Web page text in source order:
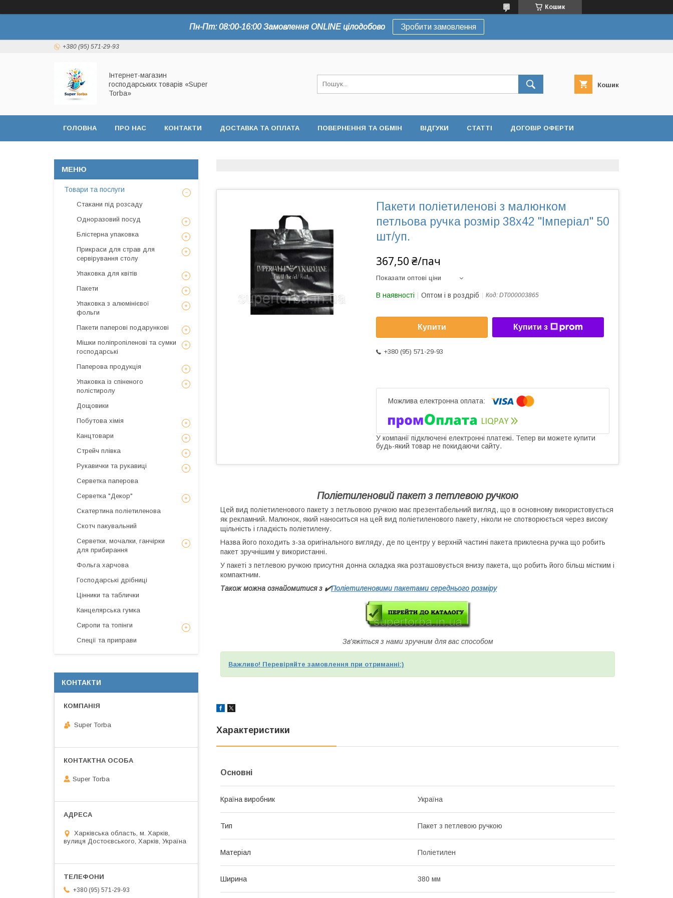
Кошик
Пн-Пт: 08:00-16:00 Замовлення ONLINE цілодобово Зробити замовлення
+380 (95) 571-29-93
Інтернет-магазин
господарських товарів «Super
Torba»
Кошик
ГОЛОВНА ПРО НАС КОНТАКТИ ДОСТАВКА ТА ОПЛАТА ПОВЕРНЕННЯ ТА ОБМІН ВІДГУКИ СТАТТІ ДОГОВІР ОФЕРТИ
Пакети поліетиленові з малюнком
петльова ручка розмір 38х42 "Імперіал" 50
шт/уп.
367,50 ₴/пач
Показати оптові ціни
В наявності Оптом і в роздріб Код: DT000003865
Купити Купити з
+380 (95) 571-29-93
У компанії підключені електронні платежі. Тепер ви можете купити
будь-який товар не покидаючи сайту.
Поліетиленовий пакет з петлевою ручкою
Цей вид поліетиленового пакету з петльовою ручкою має презентабельний вигляд, що в основному використовується
як рекламний. Малюнок, який наноситься на цей вид поліетиленового пакету, ніколи не спотворюється через високу
щільність і гладкість поліетилену.
Назва його походить з-за оригінального вигляду, де по центру у верхній частині пакета приклеєна ручка що робить
пакет зручнішим у використанні.
У пакеті з петлевою ручкою присутня донна складка яка розташовується внизу пакета, що робить його більш містким і
компактним.
Також можна ознайомитися з ✔️Поліетиленовими пакетами середнього розміру
Зв'яжіться з нами зручним для вас способом
Важливо! Перевіряйте замовлення при отриманні:)
Характеристики
Основні
Країна виробник Україна
Тип Пакет з петлевою ручкою
Матеріал Поліетилен
Ширина 380 мм
Товари та послуги
Стакани під розсаду
Одноразовий посуд
Блістерна упаковка
Прикраси для страв для
сервірування столу
Упаковка для квітів
Пакети
Упаковка з алюмінієвої
фольги
Пакети паперові подарункові
Мішки поліпропіленові та сумки
господарські
Паперова продукція
Упаковка із спіненого
полістиролу
Дощовики
Побутова хімія
Канцтовари
Стрейч плівка
Рукавички та рукавиці
Серветка паперова
Серветка "Декор"
Скатертина поліетиленова
Скотч пакувальний
Серветки, мочалки, ганчірки
для прибирання
Фольга харчова
Господарські дрібниці
Цінники та таблички
Канцелярська гумка
Сиропи та топінги
Спеції та приправи
КОНТАКТИ
Super Torba
Super Torba
Харківська область, м. Харків,
вулиця Достоєвського, Харків, Україна
+380 (95) 571-29-93